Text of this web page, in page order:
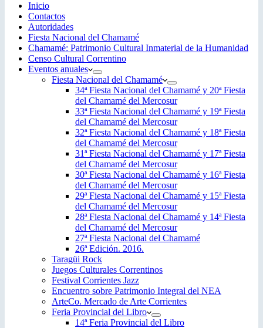
Inicio
Contactos
Autoridades
Fiesta Nacional del Chamamé
Chamamé: Patrimonio Cultural Inmaterial de la Humanidad
Censo Cultural Correntino
Eventos anuales
Fiesta Nacional del Chamamé
34ª Fiesta Nacional del Chamamé y 20ª Fiesta
del Chamamé del Mercosur
33ª Fiesta Nacional del Chamamé y 19ª Fiesta
del Chamamé del Mercosur
32ª Fiesta Nacional del Chamamé y 18ª Fiesta
del Chamamé del Mercosur
31ª Fiesta Nacional del Chamamé y 17ª Fiesta
del Chamamé del Mercosur
30ª Fiesta Nacional del Chamamé y 16ª Fiesta
del Chamamé del Mercosur
29ª Fiesta Nacional del Chamamé y 15ª Fiesta
del Chamamé del Mercosur
28ª Fiesta Nacional del Chamamé y 14ª Fiesta
del Chamamé del Mercosur
27ª Fiesta Nacional del Chamamé
26ª Edición. 2016.
Taragüi Rock
Juegos Culturales Correntinos
Festival Corrientes Jazz
Encuentro sobre Patrimonio Integral del NEA
ArteCo. Mercado de Arte Corrientes
Feria Provincial del Libro
14ª Feria Provincial del Libro